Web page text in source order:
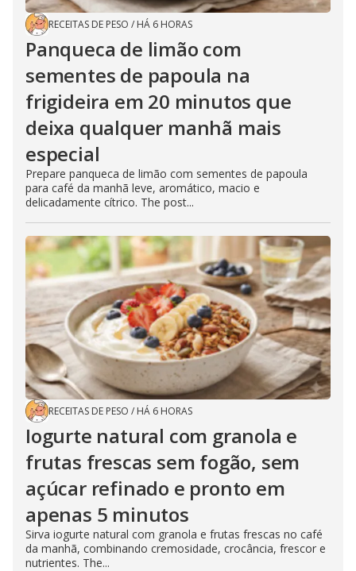
RECEITAS DE PESO / HÁ 6 HORAS
Panqueca de limão com
sementes de papoula na
frigideira em 20 minutos que
deixa qualquer manhã mais
especial
Prepare panqueca de limão com sementes de papoula
para café da manhã leve, aromático, macio e
delicadamente cítrico. The post...
RECEITAS DE PESO / HÁ 6 HORAS
Iogurte natural com granola e
frutas frescas sem fogão, sem
açúcar refinado e pronto em
apenas 5 minutos
Sirva iogurte natural com granola e frutas frescas no café
da manhã, combinando cremosidade, crocância, frescor e
nutrientes. The...